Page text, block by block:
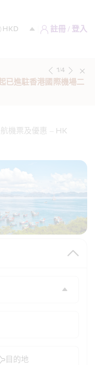
註冊 / 登入
已進駐香港國際機場二
1/4
機票及優惠 – HK
目的地